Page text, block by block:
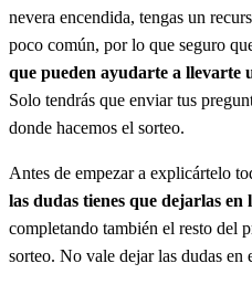
nevera encendida, tengas un
poco común, por lo que seguro
que pueden ayudarte a llevarte
Solo tendrás que enviar tus
donde hacemos el sorteo.
Antes de empezar a explicártelo
las dudas tienes que dejarlas
completando también el resto del
sorteo. No vale dejar las dudas en